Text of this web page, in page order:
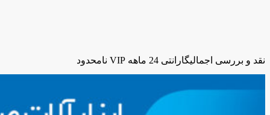
نقد و بررسی اجمالیگارانتی 24 ماهه VIP نامحدود